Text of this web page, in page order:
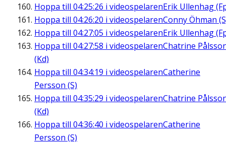
Hoppa till 04:25:26 i videospelarenErik Ullenhag
Hoppa till 04:26:20 i videospelarenConny Öhman
Hoppa till 04:27:05 i videospelarenErik Ullenhag
Hoppa till 04:27:58 i videospelarenChatrine
(Kd)
Hoppa till 04:34:19 i videospelarenCatherine
Persson (S)
Hoppa till 04:35:29 i videospelarenChatrine
(Kd)
Hoppa till 04:36:40 i videospelarenCatherine
Persson (S)